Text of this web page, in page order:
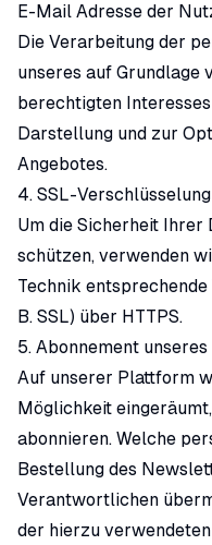
E-Mail Adresse der
Die Verarbeitung der
unseres auf Grundlage
berechtigten
Darstellung und zur
Angebotes.
4. SSL-Verschlüsselung
Um die Sicherheit Ihrer
schützen, verwenden
Technik
B. SSL) über HTTPS.
5. Abonnement
Auf unserer Plattform
Möglichkeit
abonnieren. Welche
Bestellung des
Verantwortlichen
der hierzu